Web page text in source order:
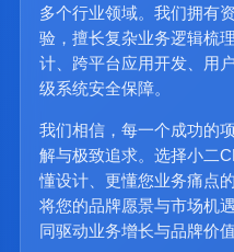
多个行业领域。我们拥有
验，擅长复杂业务逻辑梳
计、跨平台应用开发、用
级系统安全保障。
我们相信，每一个成功的
解与极致追求。选择小二
懂设计、更懂您业务痛点
将您的品牌愿景与市场机
同驱动业务增长与品牌价值